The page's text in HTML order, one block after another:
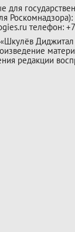
для
Роскомнадзора):
телефон:
Диджитал
редакции